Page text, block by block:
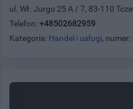
ul. Wł. Jurgo 25 A / 7, 83-110
Telefon: +48502682959
Kategoria: Handel i usługi, numer: